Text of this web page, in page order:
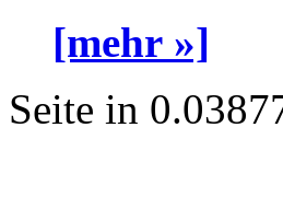
[mehr »]
Seite in